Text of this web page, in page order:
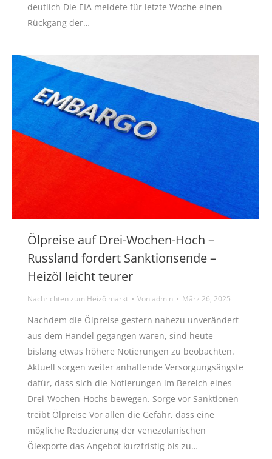
deutlich Die EIA meldete für letzte Woche einen
Rückgang der…
Ölpreise auf Drei-Wochen-Hoch –
Russland fordert Sanktionsende –
Heizöl leicht teurer
Nachrichten zum Heizölmarkt Vonadmin März 26, 2025
Nachdem die Ölpreise gestern nahezu unverändert
aus dem Handel gegangen waren, sind heute
bislang etwas höhere Notierungen zu beobachten.
Aktuell sorgen weiter anhaltende Versorgungsängste
dafür, dass sich die Notierungen im Bereich eines
Drei-Wochen-Hochs bewegen. Sorge vor Sanktionen
treibt Ölpreise Vor allen die Gefahr, dass eine
mögliche Reduzierung der venezolanischen
Ölexporte das Angebot kurzfristig bis zu…